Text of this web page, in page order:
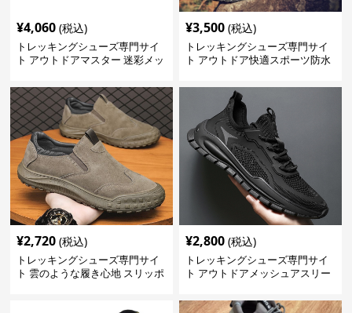
¥4,060 (税込)
トレッキングシューズ専門サイ
ト アウトドアマスター 迷彩メッ
¥3,500 (税込)
トレッキングシューズ専門サイ
ト アウトドア快適スポーツ防水
¥2,720 (税込)
トレッキングシューズ専門サイ
ト 雲のような履き心地 スリッポ
¥2,800 (税込)
トレッキングシューズ専門サイ
ト アウトドアメッシュアスリー